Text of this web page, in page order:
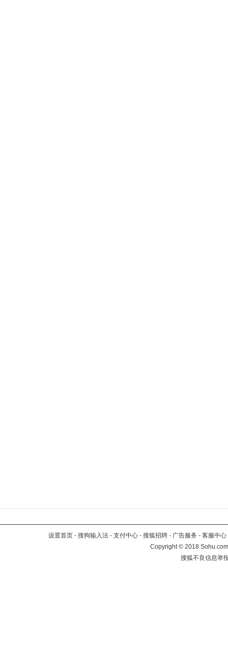
设置首页 - 搜狗输入法 - 支付中心 - 搜狐招聘 - 广告服务 - 客服中心
Copyright©2018
搜狐不良信息举